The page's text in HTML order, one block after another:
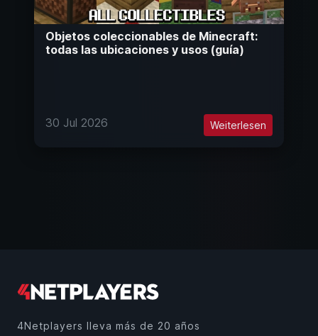
Objetos coleccionables de Minecraft:
todas las ubicaciones y usos (guía)
30 Jul 2026 Weiterlesen
4Netplayers lleva más de 20 años